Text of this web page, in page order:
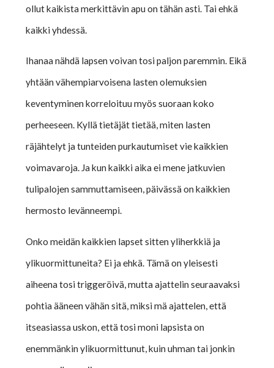
ollut kaikista merkittävin apu on tähän asti. Tai ehkä
kaikki yhdessä.
Ihanaa nähdä lapsen voivan tosi paljon paremmin. Eikä
yhtään vähempiarvoisena lasten olemuksien
keventyminen korreloituu myös suoraan koko
perheeseen. Kyllä tietäjät tietää, miten lasten
räjähtelyt ja tunteiden purkautumiset vie kaikkien
voimavaroja. Ja kun kaikki aika ei mene jatkuvien
tulipalojen sammuttamiseen, päivässä on kaikkien
hermosto levänneempi.
Onko meidän kaikkien lapset sitten yliherkkiä ja
ylikuormittuneita? Ei ja ehkä. Tämä on yleisesti
aiheena tosi triggeröivä, mutta ajattelin seuraavaksi
pohtia ääneen vähän sitä, miksi mä ajattelen, että
itseasiassa uskon, että tosi moni lapsista on
enemmänkin ylikuormittunut, kuin uhman tai jonkin